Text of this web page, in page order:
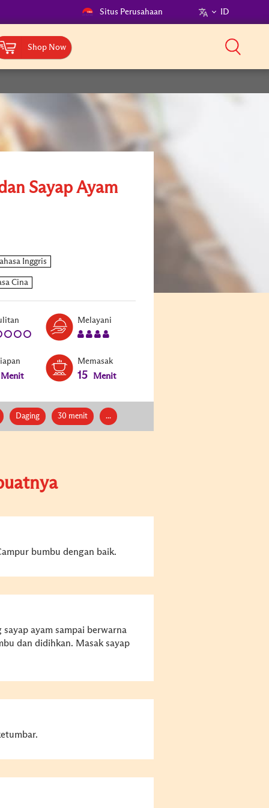
Situs Perusahaan ID
Shop Now
Sayap Ayam
Melayani
Menit
Memasak
15 Menit
Daging 30 menit ...
bumbu dengan baik.
ayam sampai berwarna
dan didihkan. Masak sayap